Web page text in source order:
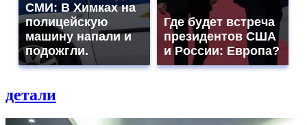
СМИ: В Химках на
полицейскую
машину напали и
подожгли.
Где будет встреча
президентов США
и России: Европа?
детали